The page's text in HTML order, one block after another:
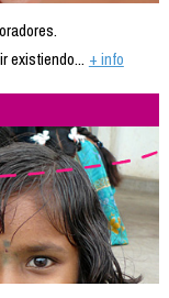
existiendo... + info